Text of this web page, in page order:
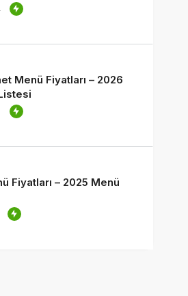
Menü Fiyatları – 2026
Fiyatları – 2025 Menü